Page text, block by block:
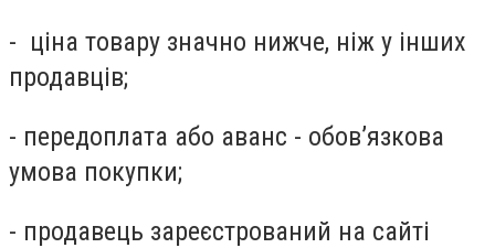
- ціна товару значно нижче, ніж у інших
продавців;
- передоплата або аванс - обов’язкова
умова покупки;
- продавець зареєстрований на сайті